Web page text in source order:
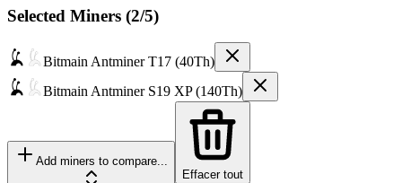
Selected Miners (2/5)
Bitmain Antminer T17 (40Th)
Bitmain Antminer S19 XP (140Th)
Add miners to compare...
Effacer tout